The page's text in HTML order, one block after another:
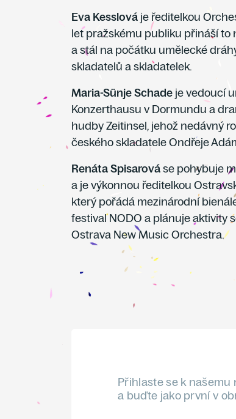
Eva Kesslová je ředitelkou
let pražskému publiku přináší to
a stál na počátku umělecké
skladatelů a skladatelek.
Maria-Sünje Schade je vedoucí
Konzerthausu v Dormundu a
hudby Zeitinsel, jehož nedávný
českého skladatele Ondřeje
Renáta Spisarováse pohybuje
a je výkonnou ředitelkou
který pořádá mezinárodní
festival NODO a plánuje aktivity
Ostrava New Music Orchestra.
Přihlaste se k našemu
a buďte jako první v